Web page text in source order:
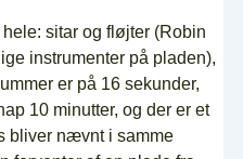
sitar og fløjter (Robin
instrumenter på pladen),
er på 16 sekunder,
10 minutter, og der er et
bliver nævnt i samme